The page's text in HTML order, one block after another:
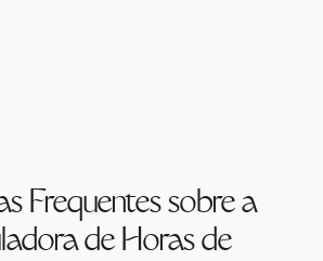
Frequentes sobre a
de Horas de